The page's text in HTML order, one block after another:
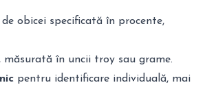
obicei specificată în procente,
măsurată în uncii troy sau grame.
pentru identificare individuală, mai